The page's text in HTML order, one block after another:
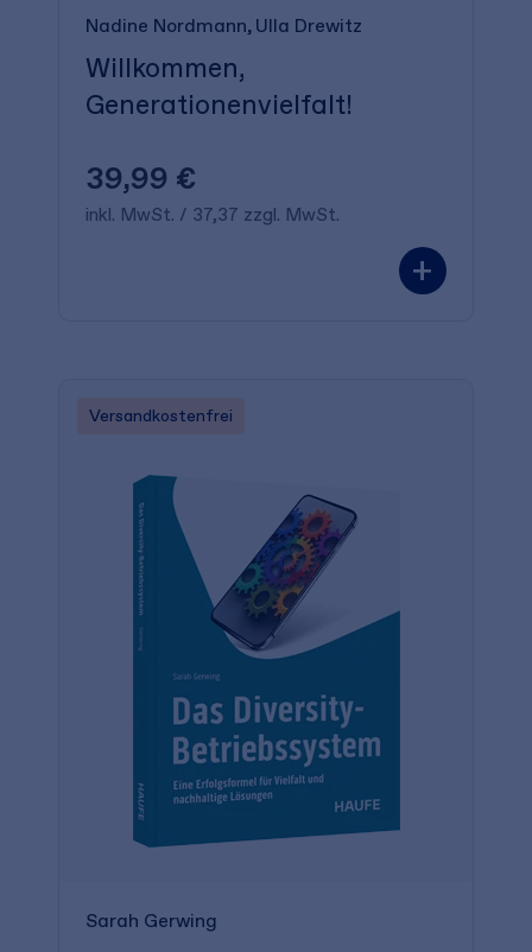
Nadine Nordmann Ulla Drewitz
Willkommen,
Generationenvielfalt!
39,99 €
inkl. MwSt. / 37,37 zzgl. MwSt.
+
Versandkostenfrei
Sarah Gerwing